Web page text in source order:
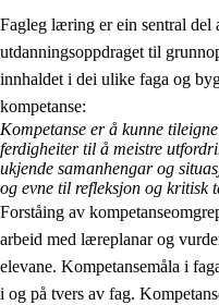
2. Prinsipp for læring,
2.1 Sosial læring og
2.2 Kompetanse i faga
2.3 Grunnleggjande
Fagleg læring er ein sentral del
utdanningsoppdraget til
innhaldet i dei ulike faga og
kompetanse:
Kompetanse er å kunne
ferdigheiter til å meistre
ukjende samanhengar og
og evne til refleksjon og kritisk
Forståing av
arbeid med læreplanar og
elevane. Kompetansemåla i
i og på tvers av fag.